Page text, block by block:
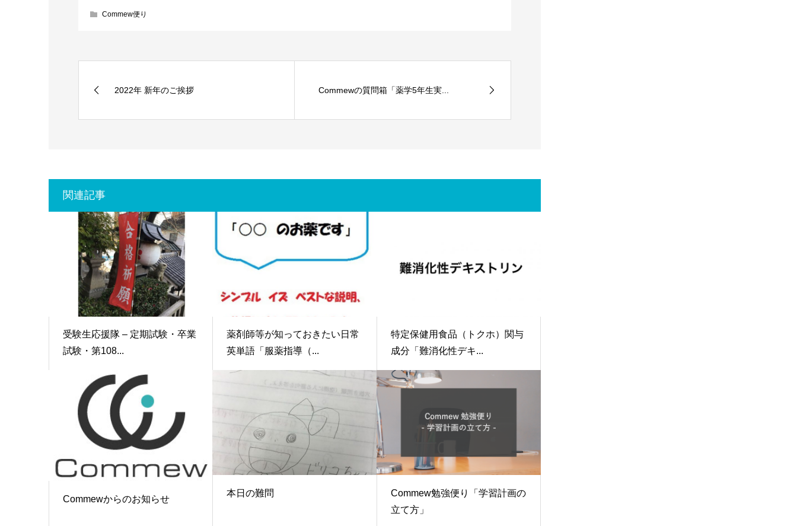
Commew便り
2022年 新年のご挨拶 Commewの質問箱「薬学5年生実...
関連記事
受験生応援隊 – 定期試験・卒業
試験・第108...
薬剤師等が知っておきたい日常
英単語「服薬指導（...
特定保健用食品（トクホ）関与
成分「難消化性デキ...
Commewからのお知らせ
本日の難問
Commew勉強便り「学習計画の
立て方」